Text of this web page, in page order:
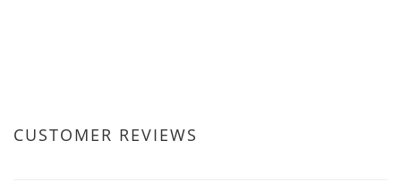
CUSTOMER REVIEWS